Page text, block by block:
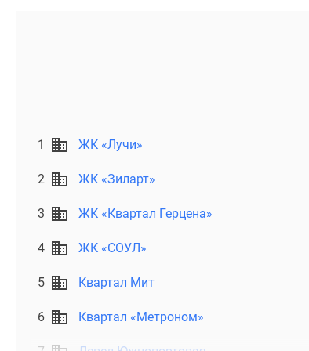
1 ЖК «Лучи»
2 ЖК «Зиларт»
3 ЖК «Квартал Герцена»
4 ЖК «СОУЛ»
5 Квартал Мит
6 Квартал «Метроном»